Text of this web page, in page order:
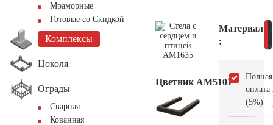
Мраморные
Готовые со Скидкой
Комплексы
Цоколя
Ограды
Сварная
Кованная
Цветник АМ5101
Материал
:
Полная
оплата
(5%)